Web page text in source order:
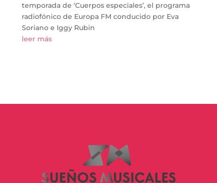
temporada de ‘Cuerpos especiales’, el programa
radiofónico de Europa FM conducido por Eva
Soriano e Iggy Rubin
leer más